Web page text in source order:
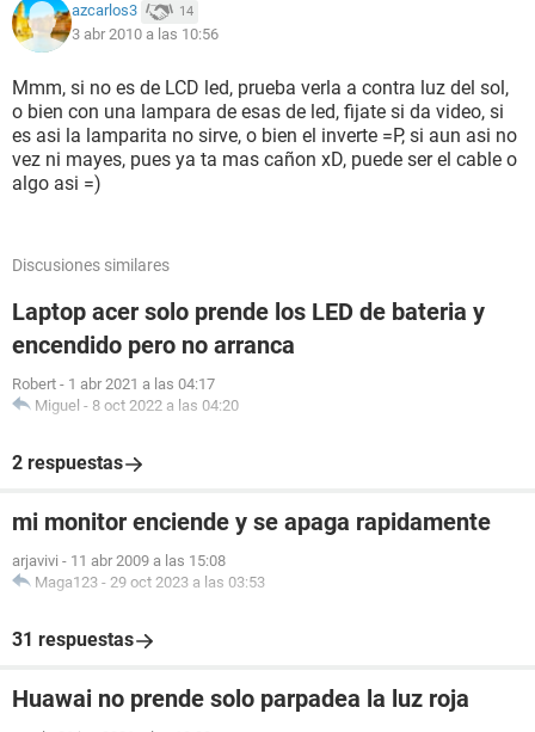
azcarlos3 14
3 abr 2010 a las 10:56
Mmm, si no es de LCD led, prueba verla a contra luz del sol,
o bien con una lampara de esas de led, fijate si da video, si
es asi la lamparita no sirve, o bien el inverte =P, si aun asi no
vez ni mayes, pues ya ta mas cañon xD, puede ser el cable o
algo asi =)
Discusiones similares
Laptop acer solo prende los LED de bateria y
encendido pero no arranca
Robert - 1 abr 2021 a las 04:17
Miguel - 8 oct 2022 a las 04:20
2 respuestas
mi monitor enciende y se apaga rapidamente
arjavivi - 11 abr 2009 a las 15:08
Maga123 - 29 oct 2023 a las 03:53
31 respuestas
Huawai no prende solo parpadea la luz roja